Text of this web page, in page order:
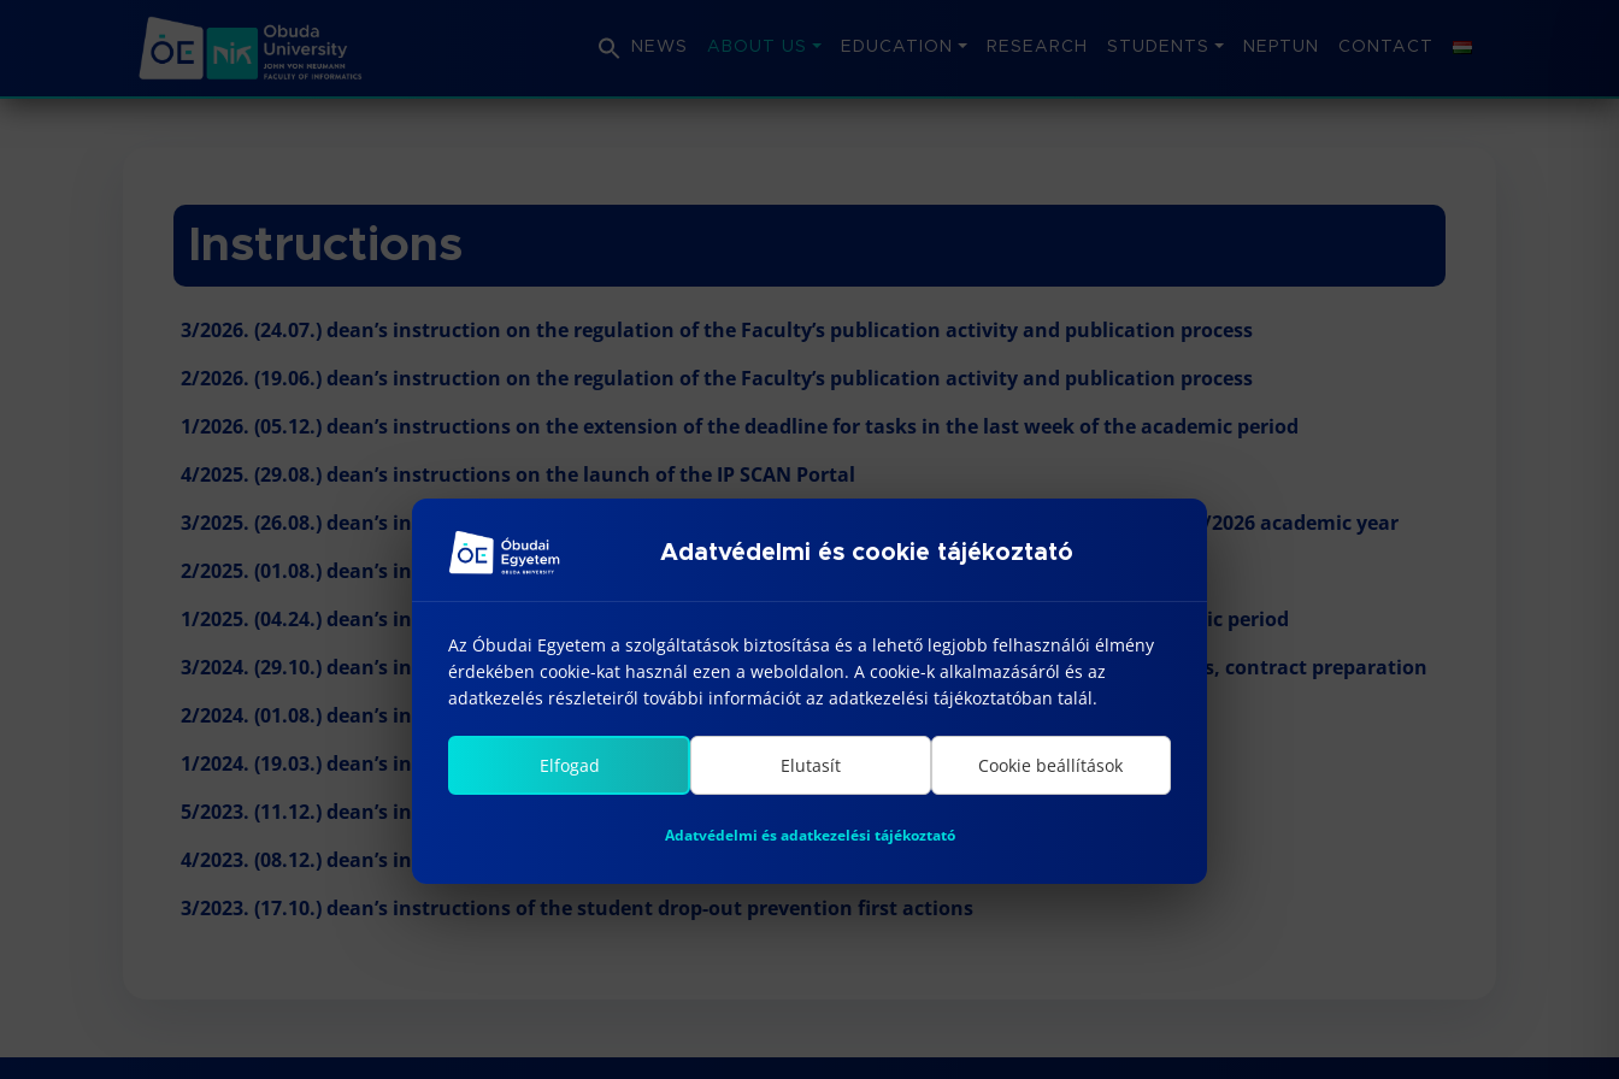
NEWS ABOUT US EDUCATION RESEARCH STUDENTS NEPTUN CONTACT
Instructions
3/2026. (24.07.) dean’s instruction on the regulation of the Faculty’s publication activity and publication process
2/2026. (19.06.) dean’s instruction on the regulation of the Faculty’s publication activity and publication process
1/2026. (05.12.) dean’s instructions on the extension of the deadline for tasks in the last week of the academic period
4/2025. (29.08.) dean’s instructions on the launch of the IP SCAN Portal
3/2025. (26.08.) dean’s instructions on the change of the first day of classes for the fall semester of the 2025/2026 academic year
2/2025. (01.08.) dean’s instructions on the organisation of the beneficial examination we
1/2025. (04.24.) dean’s instruction on the extension of the deadline for tasks in the last week of the academic period
3/2024. (29.10.) dean’s instructions participation in applications on behalf of the Faculty, launching projects, contract preparation
2/2024. (01.08.) dean’s instructions on the organisation of the reduced examination week
1/2024. (19.03.) dean’s instructions amending of the student drop-out prevention first actions
5/2023. (11.12.) dean’s instructions on support for procedural fees for doctoral and habilitation processes
4/2023. (08.12.) dean’s instructions of the student drop-out prevention next actions
3/2023. (17.10.) dean’s instructions of the student drop-out prevention first actions
Adatvédelmi és cookie tájékoztató
Az Óbudai Egyetem a szolgáltatások biztosítása és a lehető legjobb felhasználói élmény
érdekében cookie-kat használ ezen a weboldalon. A cookie-k alkalmazásáról és az
adatkezelés részleteiről további információt az adatkezelési tájékoztatóban talál.
Elfogad Elutasít Cookie beállítások
Adatvédelmi és adatkezelési tájékoztató